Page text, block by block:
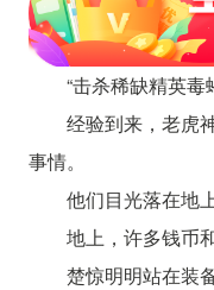
“击杀稀缺精英
经验到来，老虎
事情。
他们目光落在地
地上，许多钱币
楚惊明明站在装